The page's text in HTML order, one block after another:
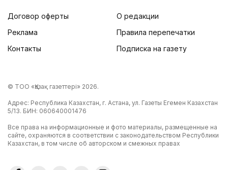
Договор оферты
Реклама
Контакты
О редакции
Правила перепечатки
Подписка на газету
© ТОО «Қазақ газеттері» 2026.
Адрес: Республика Казахстан, г. Астана, ул. Газеты Егемен Казахстан
5/13. БИН: 060640001476
Все права на информационные и фото материалы, размещенные на
сайте, охраняются в соответствии с законодательством Республики
Казахстан, в том числе об авторском и смежных правах